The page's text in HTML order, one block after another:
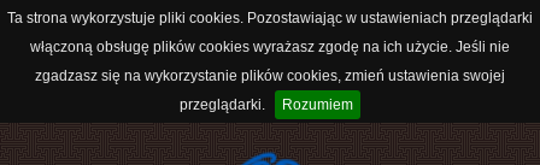
Ta strona wykorzystuje pliki cookies. Pozostawiając w ustawieniach przeglądarki
włączoną obsługę plików cookies wyrażasz zgodę na ich użycie. Jeśli nie
zgadzasz się na wykorzystanie plików cookies, zmień ustawienia swojej
przeglądarki.
Rozumiem